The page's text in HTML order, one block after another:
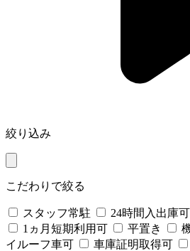
絞り込み
こだわりで絞る
スタッフ常駐 24時間入出庫可
1ヵ月短期利用可
平置き
イルーフ車可
車庫証明取得可